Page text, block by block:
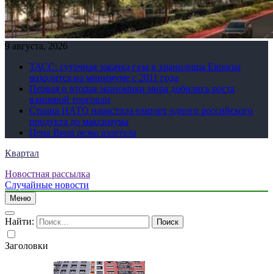
9 августа, 2026
ТАСС: суточная закачка газа в хранилища Европы
находится на минимуме с 2011 года
Первая и вторая экономики мира добились роста
взаимной торговли
Страна НАТО нарастила импорт одного российского
продукта до максимума
Цена Brent резко взлетела
Квартал
Новостная рассылка
Случайные новости
Меню
Найти:
Заголовки